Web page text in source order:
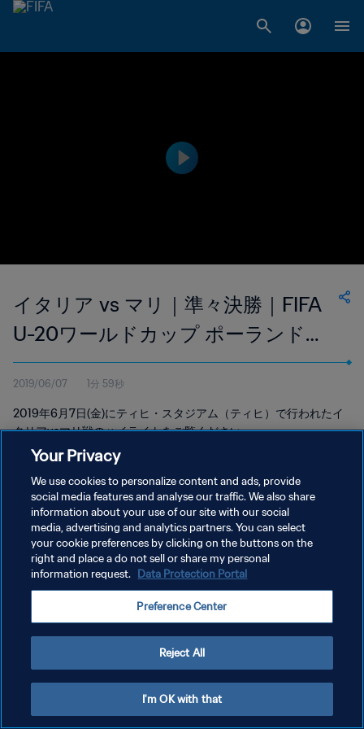
イタリア vs マリ｜準々決勝｜FIFA
U-20ワールドカップ ポーランド
2019™｜ハイライト
2019/06/07 1分 59秒
2019年6月7日(金)にティヒ・スタジアム（ティヒ）で行われたイ
タリアvsマリ戦のハイライトをご覧ください。
プライバシーポリシー
サービス利用規約
クッキー設定の管理
Your Privacy
We use cookies to personalize content and ads, provide
social media features and analyse our traffic. We also share
information about your use of our site with our social
media, advertising and analytics partners. You can select
your cookie preferences by clicking on the buttons on the
right and place a do not sell or share my personal
information request. Data Protection Portal
Preference Center
Reject All
I'm OK with that